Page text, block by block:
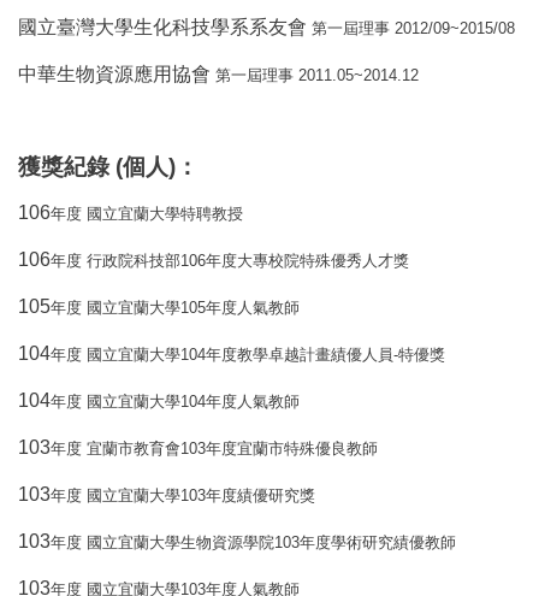
國立臺灣大學生化科技學系系友會 第一屆理事 2012/09~2015/08
中華生物資源應用協會 第一屆理事 2011.05~2014.12
獲獎紀錄(個人) ：
106年度 國立宜蘭大學特聘教授
106年度 行政院科技部106年度大專校院特殊優秀人才獎
105年度 國立宜蘭大學105年度人氣教師
104年度 國立宜蘭大學104年度教學卓越計畫績優人員-特優獎
104年度 國立宜蘭大學104年度人氣教師
103年度 宜蘭市教育會103年度宜蘭市特殊優良教師
103年度 國立宜蘭大學103年度績優研究獎
103年度 國立宜蘭大學生物資源學院103年度學術研究績優教師
103年度 國立宜蘭大學103年度人氣教師